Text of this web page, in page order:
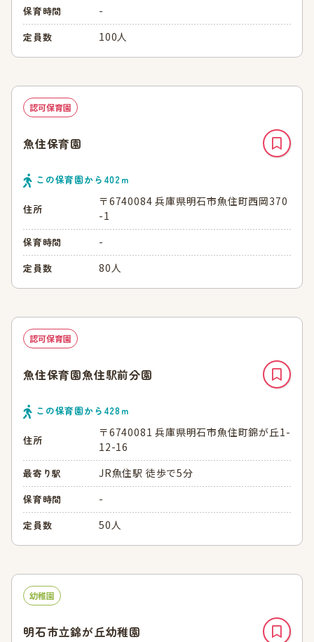
保育時間 -
定員数 100人
認可保育園
魚住保育園
この保育園から 402ｍ
住所
〒6740084 兵庫県明石市魚住町西岡370
-1
保育時間 -
定員数 80人
認可保育園
魚住保育園魚住駅前分園
この保育園から 428ｍ
住所
〒6740081 兵庫県明石市魚住町錦が丘1-
12-16
最寄り駅 JR魚住駅 徒歩で5分
保育時間 -
定員数 50人
幼稚園
明石市立錦が丘幼稚園